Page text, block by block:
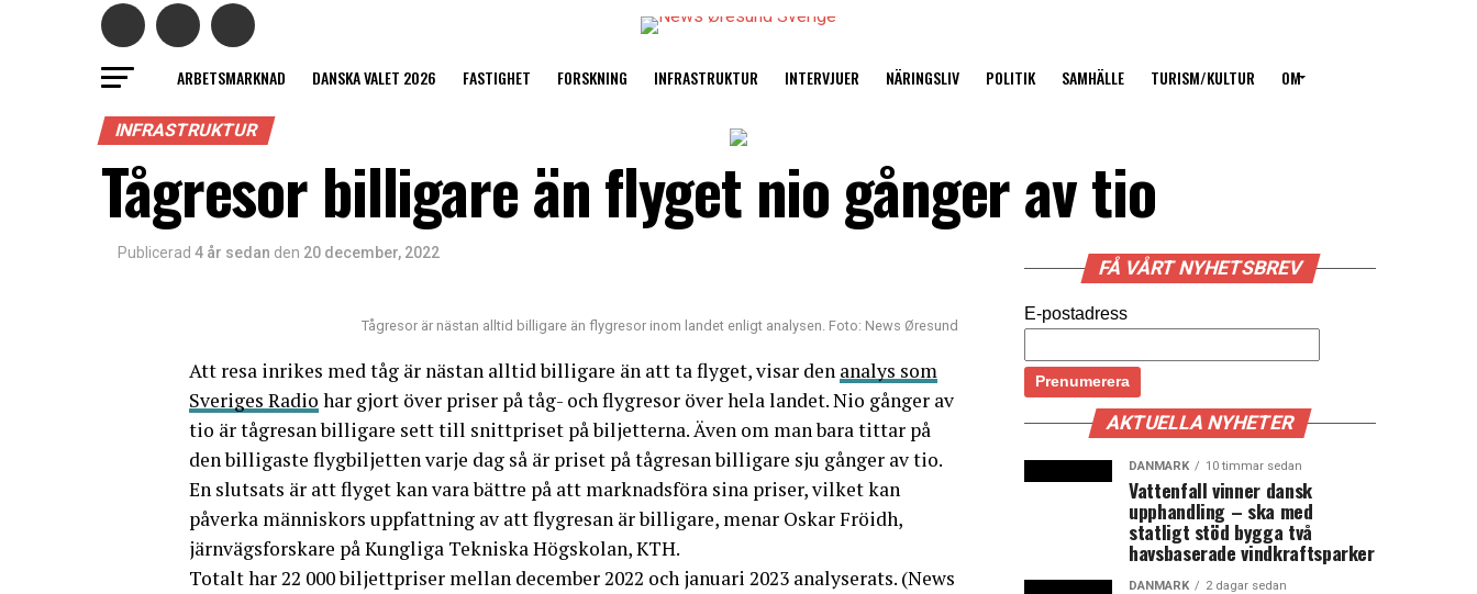
ARBETSMARKNAD DANSKA VALET 2026 FASTIGHET FORSKNING INFRASTRUKTUR INTERVJUER NÄRINGSLIV POLITIK SAMHÄLLE TURISM/KULTUR OM
INFRASTRUKTUR
Tågresor billigare än flyget nio gånger av tio
Publicerad 4 år sedan den 20 december, 2022
Tågresor är nästan alltid billigare än flygresor inom landet enligt analysen. Foto: News Øresund
Att resa inrikes med tåg är nästan alltid billigare än att ta flyget, visar den analys som
Sveriges Radio har gjort över priser på tåg- och flygresor över hela landet. Nio gånger av
tio är tågresan billigare sett till snittpriset på biljetterna. Även om man bara tittar på
den billigaste flygbiljetten varje dag så är priset på tågresan billigare sju gånger av tio.
En slutsats är att flyget kan vara bättre på att marknadsföra sina priser, vilket kan
påverka människors uppfattning av att flygresan är billigare, menar Oskar Fröidh,
järnvägsforskare på Kungliga Tekniska Högskolan, KTH.
Totalt har 22 000 biljettpriser mellan december 2022 och januari 2023 analyserats. (News
FÅ VÅRT NYHETSBREV
E-postadress
AKTUELLA NYHETER
DANMARK 10 timmar sedan
Vattenfall vinner dansk
upphandling – ska med
statligt stöd bygga två
havsbaserade vindkraftsparker
DANMARK 2 dagar sedan